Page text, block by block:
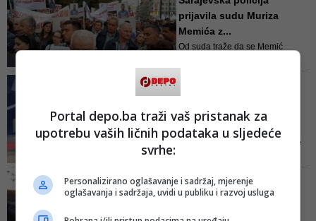
krši Ustav BiH, zakoni i
međunarodne konvencije.
Kompletna farsa sporo teče samo
da bi se dobilo na vremenu,
prijavila sudu Muriza
Memića z...
Od suda traže da se Memić
'Ne mogu nas potkupiti,
nema kompromisa - osim
ist...
Zajednička poruka očeva koji se
potkupiti. Nema kompromisa.
Hoćemo samo istinu. Dženan i
FOTO/ MIRNO OKUPLJANJE
Nekoliko hiljada građana
Portal depo.ba traži vaš pristanak za
upotrebu vaših ličnih podataka u sljedeće
svrhe:
Personalizirano oglašavanje i sadržaj, mjerenje
oglašavanja i sadržaja, uvidi u publiku i razvoj usluga